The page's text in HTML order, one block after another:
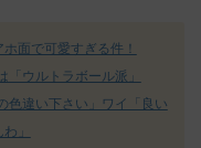
助かる 名
たラウドボ
しさん0624
面で可愛すぎる件！
「ウルトラボール派」
色違い下さい」ワイ「良い
」